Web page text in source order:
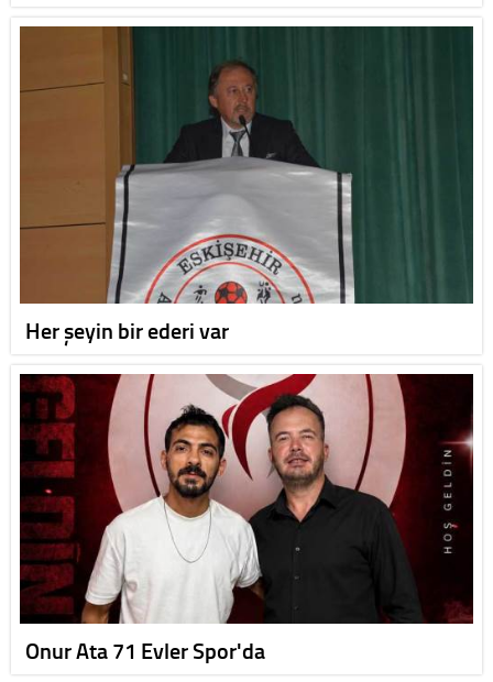
Her şeyin bir ederi var
Onur Ata 71 Evler Spor'da